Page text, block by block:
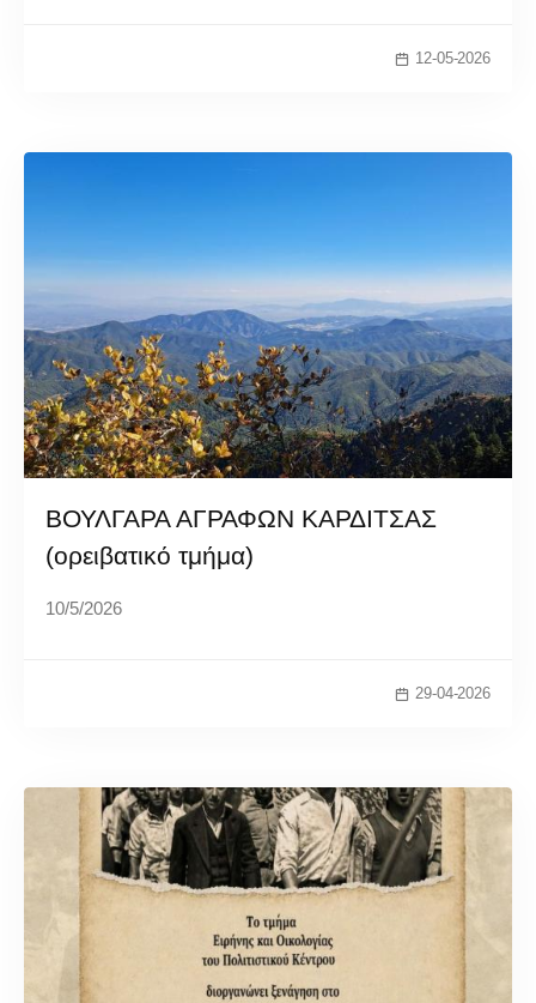
12-05-2026
ΒΟΥΛΓΑΡΑ ΑΓΡΑΦΩΝ ΚΑΡΔΙΤΣΑΣ
(ορειβατικό τμήμα)
10/5/2026
29-04-2026